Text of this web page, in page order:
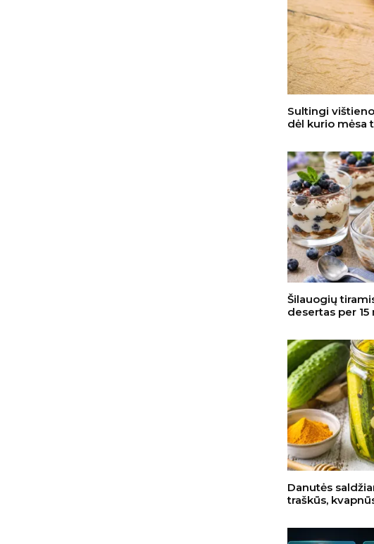
Sultingi
dėl kurio mėsa
Šilauogių
desertas per
Danutės
traškūs,